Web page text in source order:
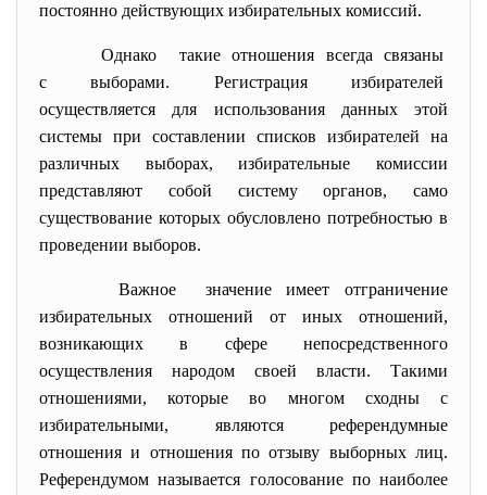
постоянно действующих избирательных комиссий.
Однако такие отношения всегда связаны
с выборами. Регистрация избирателей
осуществляется для использования данных этой
системы при составлении списков избирателей на
различных выборах, избирательные комиссии
представляют собой систему органов, само
существование которых обусловлено потребностью в
проведении выборов.
Важное значение имеет отграничение
избирательных отношений от иных отношений,
возникающих в сфере непосредственного
осуществления народом своей власти. Такими
отношениями, которые во многом сходны с
избирательными, являются референдумные
отношения и отношения по отзыву выборных лиц.
Референдумом называется голосование по наиболее